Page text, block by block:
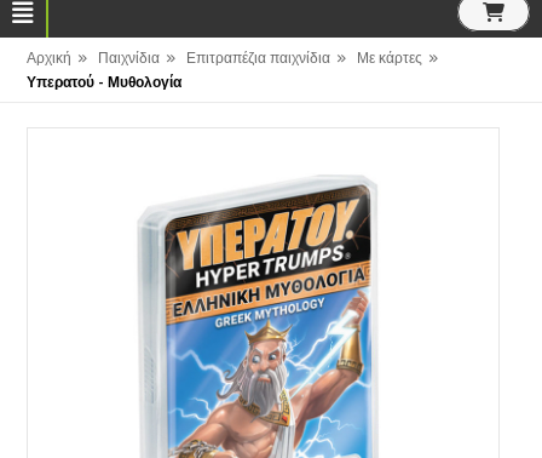
Αρχική » Παιχνίδια » Επιτραπέζια παιχνίδια » Με κάρτες »
Υπερατού - Μυθολογία